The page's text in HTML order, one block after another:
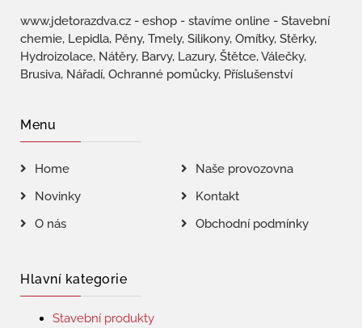
www.jdetorazdva.cz - eshop - stavíme online - Stavební
chemie, Lepidla, Pěny, Tmely, Silikony, Omítky, Stěrky,
Hydroizolace, Nátěry, Barvy, Lazury, Štětce, Válečky,
Brusiva, Nářadí, Ochranné pomůcky, Příslušenství
Menu
Home
Naše provozovna
Novinky
Kontakt
O nás
Obchodní podmínky
Hlavní kategorie
Stavební produkty